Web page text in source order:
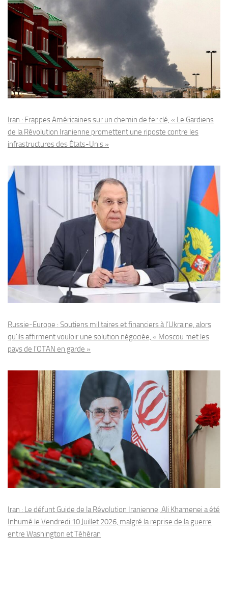
Iran : Frappes Américaines sur un chemin de fer clé, « Le Gardiens
de la Révolution Iranienne promettent une riposte contre les
infrastructures des États-Unis »
Russie-Europe : Soutiens militaires et financiers à l’Ukraine, alors
qu’ils affirment vouloir une solution négociée, « Moscou met les
pays de l’OTAN en garde »
Iran : Le défunt Guide de la Révolution Iranienne, Ali Khamenei a été
Inhumé le Vendredi 10 Juillet 2026, malgré la reprise de la guerre
entre Washington et Téhéran